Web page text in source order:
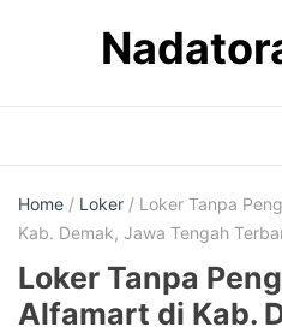
Home / Loker / Loker Tanpa
Kab. Demak, Jawa Tengah
Loker Tanpa
Alfamart di Kab.